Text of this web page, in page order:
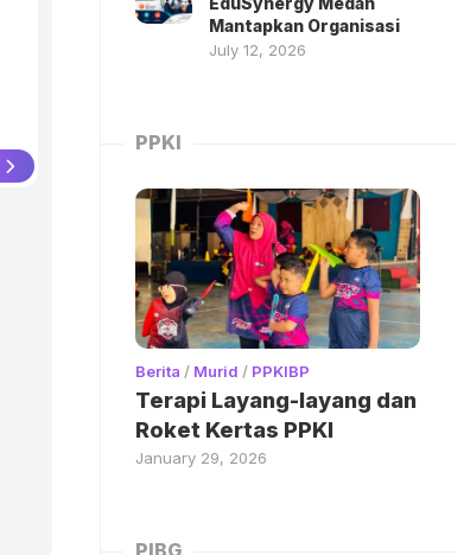
Mantapkan Organisasi
July 12, 2026
PPKI
Berita / Murid / PPKIBP
Terapi Layang-layang dan
Roket Kertas PPKI
January 29, 2026